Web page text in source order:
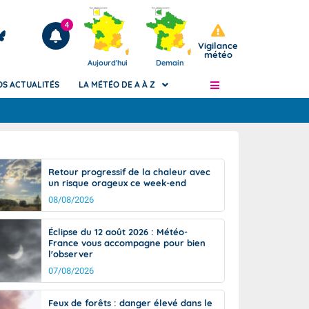
Articles
4
Aujourd'hui Demain
Vigilance
météo
de
Phénomènes dangereux de J+2 à J+7
Avertissement pluies intenses à l'échelle
des communes (Apic)
Bulletins Marine
Bulletins d'estimation du risque
d'avalanche
Météo des forêts
Vigicrues
ACTUALITÉS LA MÉTÉO DE A À Z
Retour progressif de la chaleur avec
un risque orageux ce week-end
08/08/2026
Éclipse du 12 août 2026 : Météo-
France vous accompagne pour bien
l'observer
07/08/2026
Feux de forêts : danger élevé dans le